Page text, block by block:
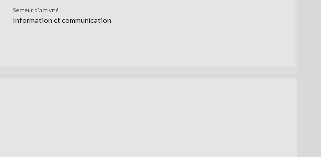
Secteur d’activité
Information et communication